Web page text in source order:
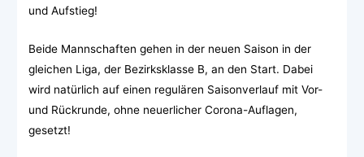
und Aufstieg!
Beide Mannschaften gehen in der neuen Saison in der
gleichen Liga, der Bezirksklasse B, an den Start. Dabei
wird natürlich auf einen regulären Saisonverlauf mit Vor-
und Rückrunde, ohne neuerlicher Corona-Auflagen,
gesetzt!